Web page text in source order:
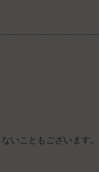
いこともございます。